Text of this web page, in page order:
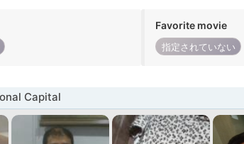
Favorite movie
指定されていない
Capital